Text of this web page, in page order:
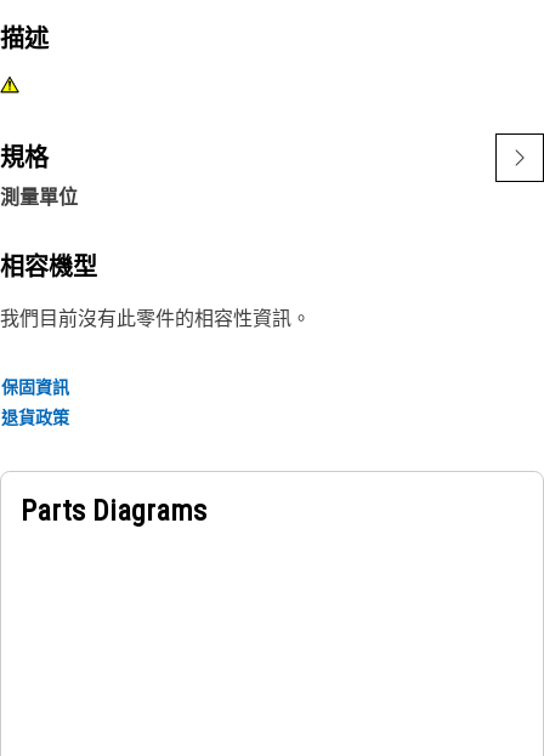
描述
規格
測量單位
相容機型
我們目前沒有此零件的相容性資訊。
保固資訊
退貨政策
Parts Diagrams